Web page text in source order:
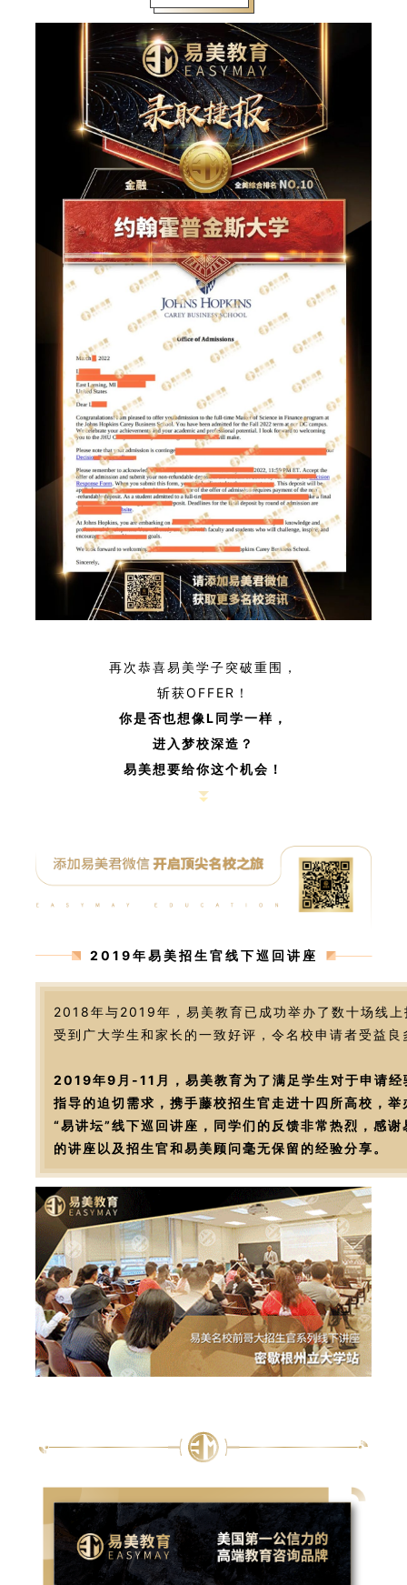
再次恭喜易美学子突破重围，
斩获OFFER！
你是否也想像L同学一样，
进入梦校深造？
易美想要给你这个机会！
2019年易美招生官线下巡回讲座
2018年与2019年，易美教育已成功举办了数十场线
受到广大学生和家长的一致好评，令名校申请者受益良
2019年9月-11月，易美教育为了满足学生对于申请经
指导的迫切需求，携手藤校招生官走进十四所高校，
“易讲坛”线下巡回讲座，同学们的反馈非常热烈，感
的讲座以及招生官和易美顾问毫无保留的经验分享。